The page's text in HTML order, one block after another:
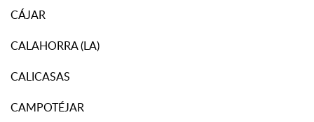
CÁJAR
CALAHORRA (LA)
CALICASAS
CAMPOTÉJAR